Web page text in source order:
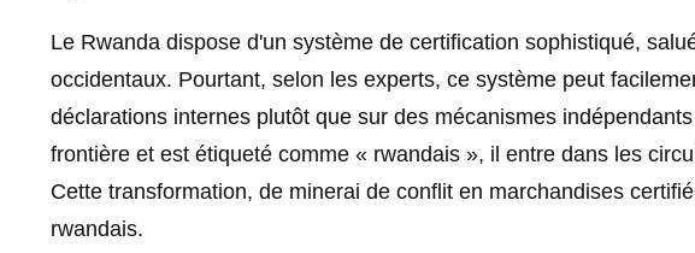
Le Rwanda dispose d'un système de certification sophistiqué,
occidentaux. Pourtant, selon les experts, ce système peut
déclarations internes plutôt que sur des mécanismes
frontière et est étiqueté comme « rwandais », il entre dans les
Cette transformation, de minerai de conflit en marchandises
rwandais.